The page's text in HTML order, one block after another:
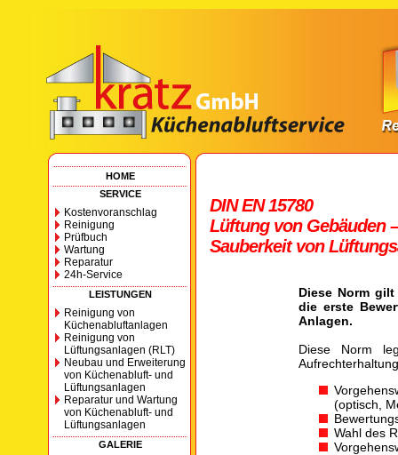
HOME
SERVICE
Kostenvoranschlag
Reinigung
Prüfbuch
Wartung
Reparatur
24h-Service
LEISTUNGEN
Reinigung von
Küchenabluftanlagen
Reinigung von
Lüftungsanlagen (RLT)
Neubau und Erweiterung
von Küchenabluft- und
Lüftungsanlagen
Reparatur und Wartung
von Küchenabluft- und
Lüftungsanlagen
GALERIE
DIN EN 15780
Lüftung von Gebäuden
Sauberkeit von
Diese Norm
die erste
Anlagen.
Diese Norm
(optisch,
Wahl des